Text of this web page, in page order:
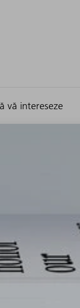
vă intereseze